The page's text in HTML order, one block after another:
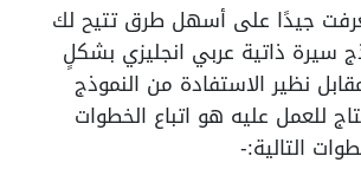
جيدًا على أسهل طرق تتيح لك
سيرة ذاتية عربي انجليزي بشكلٍ
نظير الاستفادة من النموذج
للعمل عليه هو اتباع الخطوات
التالية:-